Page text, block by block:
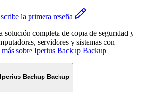
la primera reseña
solución completa de copia de seguridad y
servidores y sistemas con
sobre Iperius Backup Backup
Iperius Backup Backup